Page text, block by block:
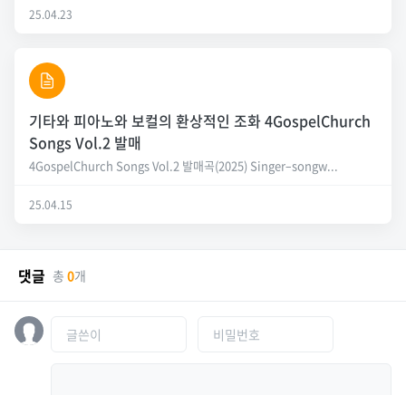
25.04.23
​​​​​​​기타와 피아노와 보컬의 환상적인 조화 4GospelChurch
Songs Vol.2 발매
4GospelChurch Songs Vol.2 발매곡(2025) Singer–songw...
25.04.15
댓글 총 0개